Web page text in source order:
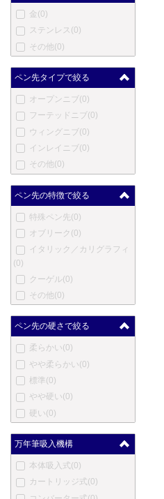
カンガルー
カヴェコ
(0)
コウコウボウ
クローネ(0)
ラレックス(0)
ラピタ(0)
マービートッド(0)
マスター(0)
メントモア(0)
メルリン (0)
メタフィス (0)
マイケルズファットボーイ
(0)
三菱鉛筆(0)
三越 (0)
ムーア(0)
モリソン (0)
ネットウーノ
ニューマン(0)
オート(0)
オスミア(0)
パラフェルナリア
ぺんてる(0)
ピエール・カルダン
プラトン (0)
レシーフ
(0)
金(0)
ステンレス (0)
その他(0)
ペン先タイプで絞る
オープンニブ(0)
フーテッドニブ(0)
ウィングニブ(0)
インレイニブ(0)
その他(0)
ペン先の特徴で絞る
特殊ペン先 (0)
オブリーク (0)
イタリック／カリグラフィ
(0)
クーゲル(0)
その他(0)
ペン先の硬さで絞る
柔らかい(0)
やや柔らかい(0)
標準 (0)
やや硬い(0)
硬い(0)
万年筆吸入機構
本体吸入式 (0)
カートリッジ式 (0)